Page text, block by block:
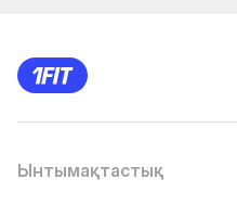
Ынтымақтастық